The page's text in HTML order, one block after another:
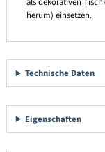
herum) einsetzen.
Technische Daten
Eigenschaften